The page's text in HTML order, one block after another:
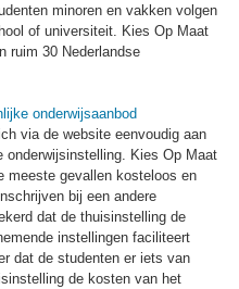
minoren en vakken volgen
of universiteit. Kies Op Maat
ruim 30 Nederlandse
onderwijsaanbod
via de website eenvoudig aan
onderwijsinstelling. Kies Op Maat
meeste gevallen kosteloos en
bij een andere
dat de thuisinstelling de
instellingen faciliteert
dat de studenten er iets van
de kosten van het